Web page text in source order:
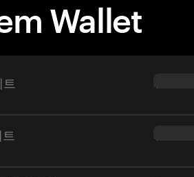
Wallet
$69.90
$54.90